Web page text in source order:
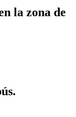
la zona de